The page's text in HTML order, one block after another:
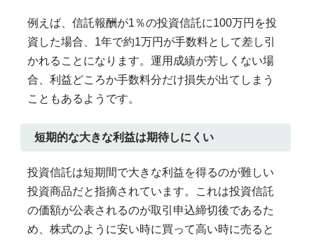
例えば、信託報酬が1％の投資信託に100万円を投
資した場合、1年で約1万円が手数料として差し引
かれることになります。運用成績が芳しくない場
合、利益どころか手数料分だけ損失が出てしまう
こともあるようです。
短期的な大きな利益は期待しにくい
投資信託は短期間で大きな利益を得るのが難しい
投資商品だと指摘されています。これは投資信託
の価額が公表されるのが取引申込締切後であるた
め、株式のように安い時に買って高い時に売ると